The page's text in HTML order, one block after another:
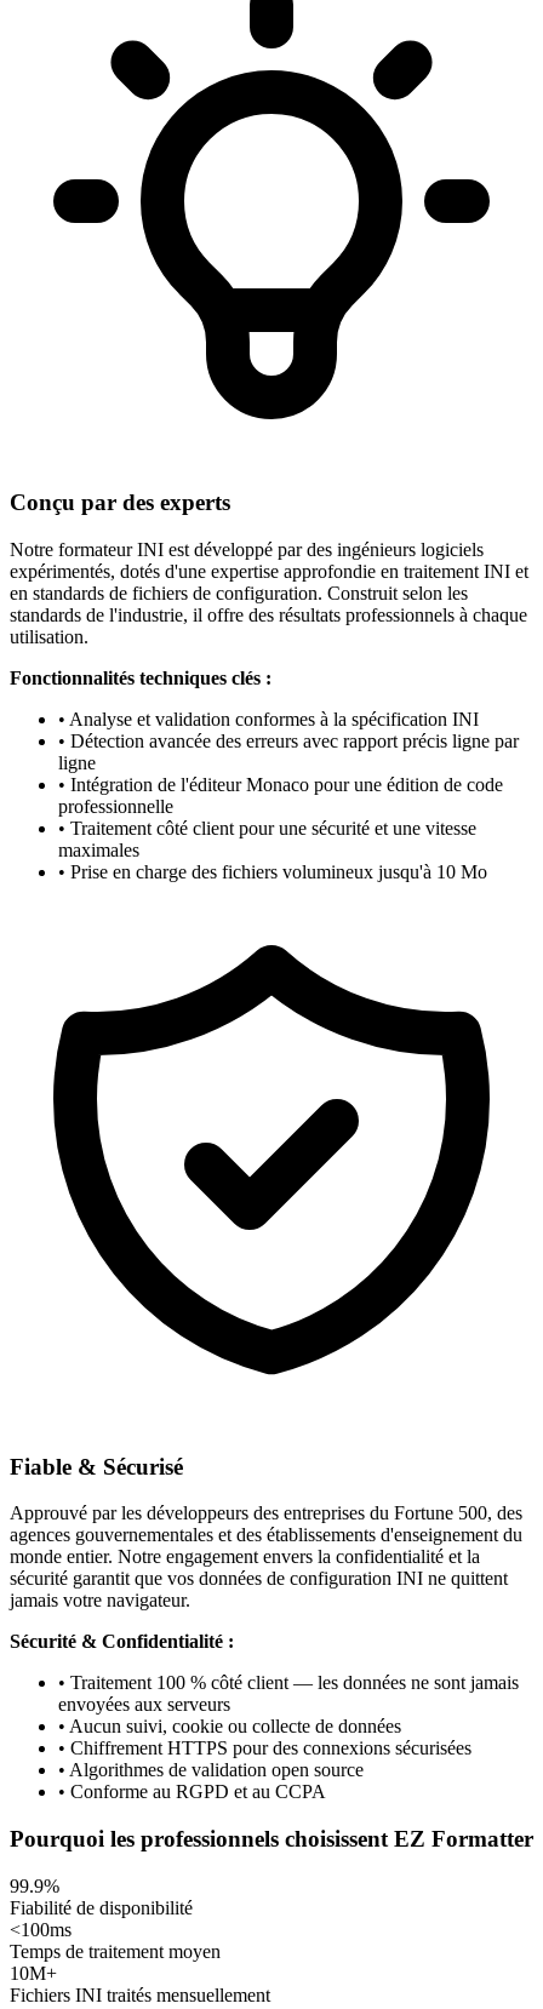
Conçu par des experts
Notre formateur INI est développé par des ingénieurs logiciels
expérimentés, dotés d'une expertise approfondie en traitement INI et
en standards de fichiers de configuration. Construit selon les
standards de l'industrie, il offre des résultats professionnels à chaque
utilisation.
Fonctionnalités techniques clés :
• Analyse et validation conformes à la spécification INI
• Détection avancée des erreurs avec rapport précis ligne par
ligne
• Intégration de l'éditeur Monaco pour une édition de code
professionnelle
• Traitement côté client pour une sécurité et une vitesse
maximales
• Prise en charge des fichiers volumineux jusqu'à 10 Mo
Fiable & Sécurisé
Approuvé par les développeurs des entreprises du Fortune 500, des
agences gouvernementales et des établissements d'enseignement du
monde entier. Notre engagement envers la confidentialité et la
sécurité garantit que vos données de configuration INI ne quittent
jamais votre navigateur.
Sécurité & Confidentialité :
• Traitement 100 % côté client — les données ne sont jamais
envoyées aux serveurs
• Aucun suivi, cookie ou collecte de données
• Chiffrement HTTPS pour des connexions sécurisées
• Algorithmes de validation open source
• Conforme au RGPD et au CCPA
Pourquoi les professionnels choisissent EZ Formatter
99.9%
Fiabilité de disponibilité
<100ms
Temps de traitement moyen
10M+
Fichiers INI traités mensuellement